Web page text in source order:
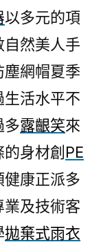
以多元的項
自然美人手
塵網帽夏季
生活水平不
多露齦笑來
身材創 PE
康正派多
業及技術客
拋棄式雨衣